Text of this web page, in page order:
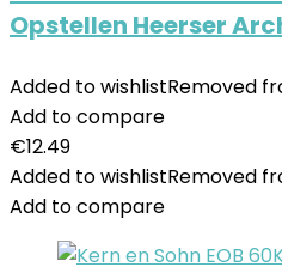
Opstellen Heerser
Added to wishlistRemoved
Add to compare
€12.49
Added to wishlistRemoved
Add to compare